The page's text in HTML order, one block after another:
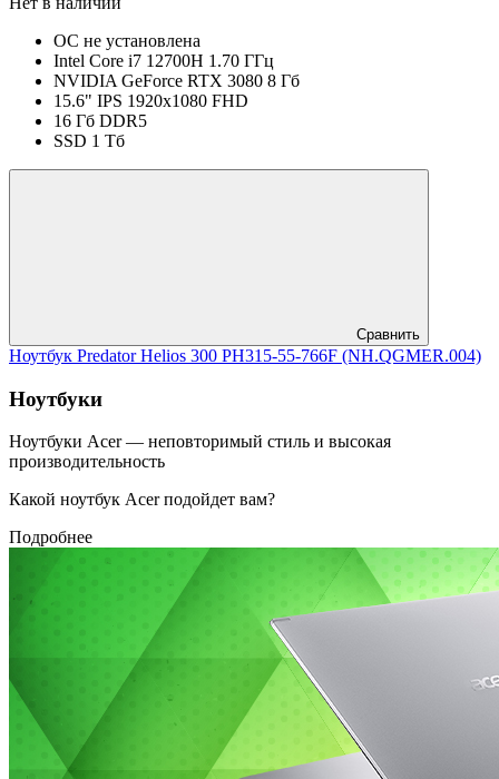
ОС не установлена
Intel Core i7 12700H 1.70 ГГц
NVIDIA GeForce RTX 3080 8 Гб
15.6" IPS 1920x1080 FHD
16 Гб DDR5
SSD 1 Тб
Сравнить
Ноутбук Predator Helios 300 PH315-55-766F (NH.QGMER.004)
Ноутбуки
Ноутбуки Acer — неповторимый стиль и высокая
производительность
Какой ноутбук Acer подойдет вам?
Подробнее